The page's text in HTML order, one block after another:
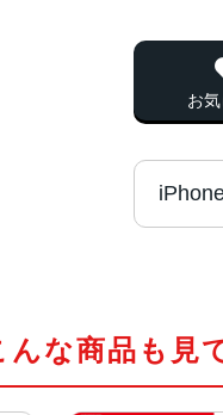
お
な商品も見